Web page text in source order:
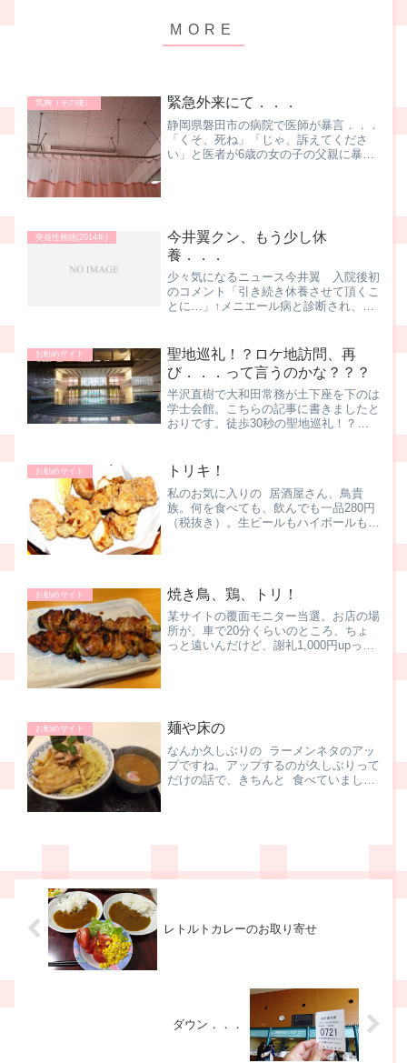
気胸（その後） 緊急外来にて．．．
静岡県磐田市の病院で医師が暴言．．．
「くそ、死ね」「じゃ、訴えてくださ
い」と医者が6歳の女の子の父親に暴言
突発性難聴(2014年)
今井翼クン、もう少し休
養．．．
少々気になるニュース今井翼 入院後初
のコメント「引き続き休養させて頂くこ
とに…」↑メニエール病と診断され、入
す．．．「症状としては徐々に回復に向
かっております」の一文があ...
お勧めサイト
聖地巡礼！？ロケ地訪問、再
び．．．って言うのかな？？？
半沢直樹で大和田常務が土下座を下のは
学士会館。こちらの記事に書きましたと
おりです。徒歩30秒の聖地巡礼！？
場名と"ロケ地"でググッてみると、結
構、出てくるんです。そんな...
お勧めサイト トリキ！
私のお気に入りの 居酒屋さん、鳥貴
族。何を食べても、飲んでも一品280円
（税抜き）。生ビールもハイボールも、
お勧めサイト 焼き鳥、鶏、トリ！
某サイトの覆面モニター当選。お店の場
所が、車で20分くらいのところ、ちょ
っと遠いんだけど、謝礼1,000円upって
お勧めサイト 麺や床の
なんか久しぶりの ラーメンネタのアッ
プですね。アップするのが久しぶりって
だけの話で、きちんと 食べていました
レトルトカレーのお取り寄せ
ダウン．．．